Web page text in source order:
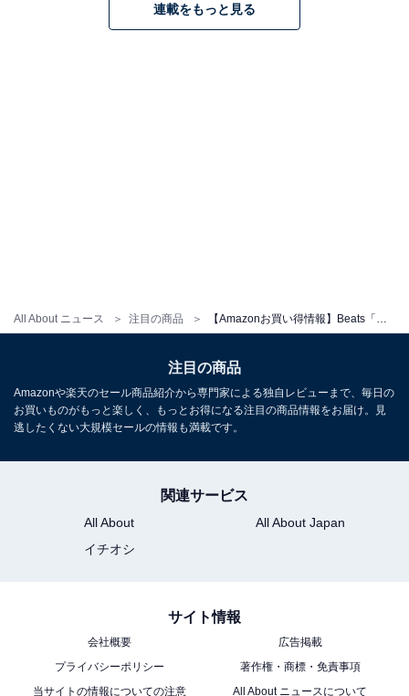
All About ニュース 注目の商品
Beats - Powerbeats Fit - ワイヤレスノイズキャンセリン
グイヤフォン、安定した着け心地のワークアウトイヤフォ
ン、IPX4、充電ケース使用で最大30時間持続するバッテ
Beats「Studio Buds +」
連載をもっと見る
注目の商品
Amazonや楽天のセール商品紹介から専門家による独自レビューまで、毎日の
お買いものがもっと楽しく、もっとお得になる注目の商品情報をお届け。見
逃したくない大規模セールの情報も満載です。
関連サービス
All About
All About Japan
イチオシ
サイト情報
会社概要
広告掲載
プライバシーポリシー
著作権・商標・免責事項
当サイトの情報についての注意
All About ニュースについて